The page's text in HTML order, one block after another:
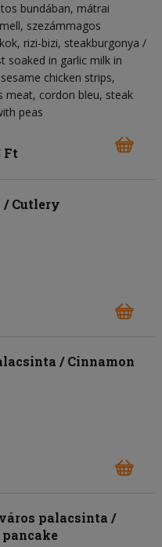
bundában, mátrai
szezámmagos
rizi-bizi, steakburgonya /
soaked in garlic milk in
chicken strips,
meat, cordon bleu, steak
peas
Ft
/ Cutlery
/ Cinnamon
palacsinta /
pancake